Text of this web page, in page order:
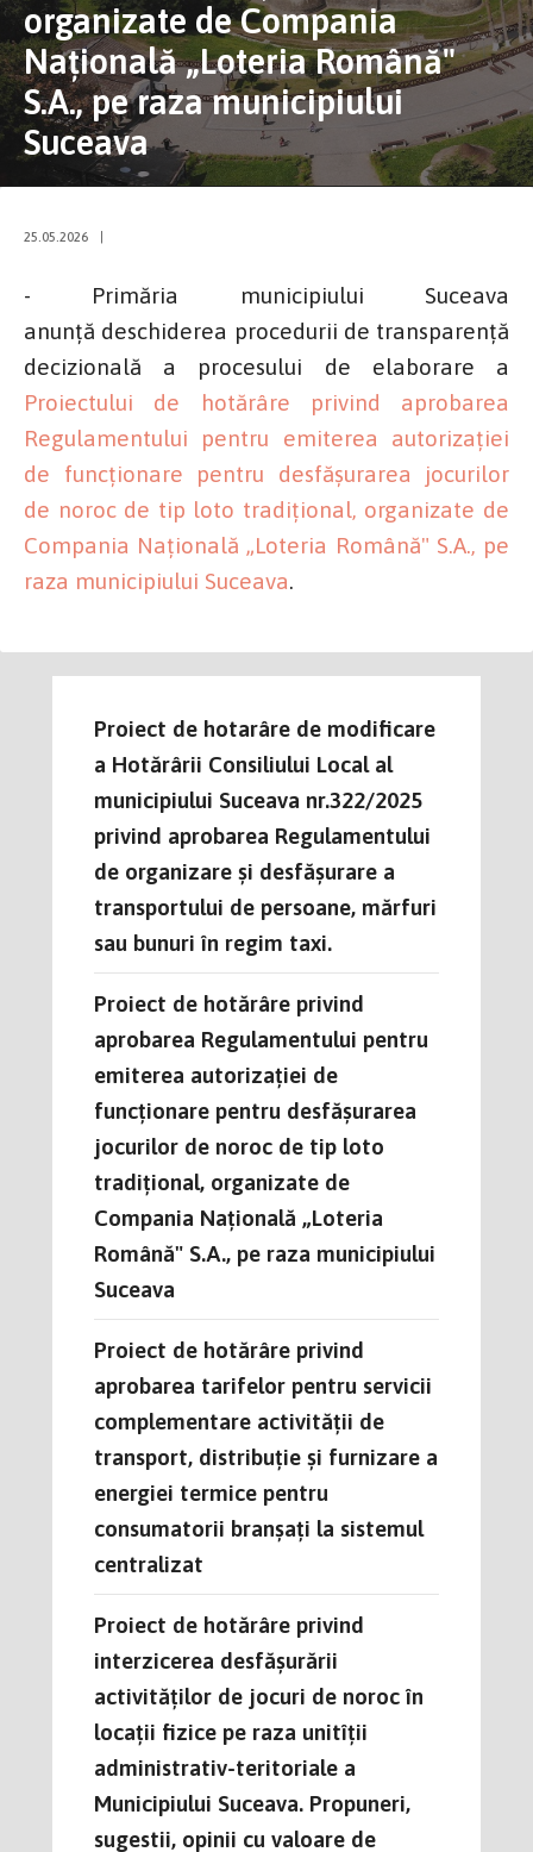
organizate de Compania
Națională „Loteria Română"
S.A., pe raza municipiului
Suceava
25.05.2026
- Primăria municipiului Suceava
anunță deschiderea procedurii de transparență
decizională a procesului de elaborare a
Proiectului de hotărâre privind aprobarea
Regulamentului pentru emiterea autorizației
de funcționare pentru desfășurarea jocurilor
de noroc de tip loto tradițional, organizate de
Compania Națională „Loteria Română" S.A., pe
raza municipiului Suceava.
Proiect de hotarâre de modificare
a Hotărârii Consiliului Local al
municipiului Suceava nr.322/2025
privind aprobarea Regulamentului
de organizare şi desfăşurare a
transportului de persoane, mărfuri
sau bunuri în regim taxi.
Proiect de hotărâre privind
aprobarea Regulamentului pentru
emiterea autorizației de
funcționare pentru desfășurarea
jocurilor de noroc de tip loto
tradițional, organizate de
Compania Națională „Loteria
Română" S.A., pe raza municipiului
Suceava
Proiect de hotărâre privind
aprobarea tarifelor pentru servicii
complementare activității de
transport, distribuție și furnizare a
energiei termice pentru
consumatorii branșați la sistemul
centralizat
Proiect de hotărâre privind
interzicerea desfășurării
activităților de jocuri de noroc în
locații fizice pe raza unitîții
administrativ-teritoriale a
Municipiului Suceava. Propuneri,
sugestii, opinii cu valoare de